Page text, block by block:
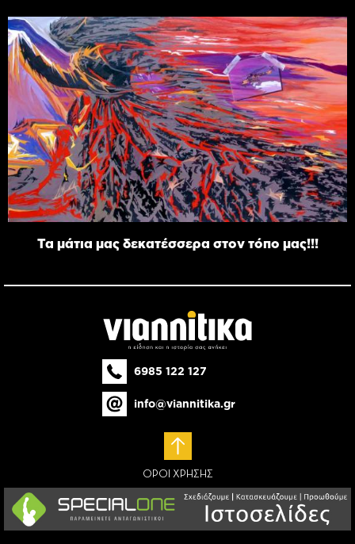
Τα μάτια μας δεκατέσσερα στον τόπο μας!!!
6985 122 127
info@viannitika.gr
ΟΡΟΙ ΧΡΗΣΗΣ